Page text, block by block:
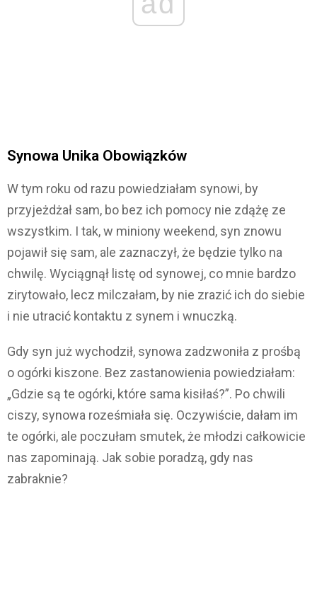
Synowa Unika Obowiązków
W tym roku od razu powiedziałam synowi, by
przyjeżdżał sam, bo bez ich pomocy nie zdążę ze
wszystkim. I tak, w miniony weekend, syn znowu
pojawił się sam, ale zaznaczył, że będzie tylko na
chwilę. Wyciągnął listę od synowej, co mnie bardzo
zirytowało, lecz milczałam, by nie zrazić ich do siebie
i nie utracić kontaktu z synem i wnuczką.
Gdy syn już wychodził, synowa zadzwoniła z prośbą
o ogórki kiszone. Bez zastanowienia powiedziałam:
„Gdzie są te ogórki, które sama kisiłaś?”. Po chwili
ciszy, synowa roześmiała się. Oczywiście, dałam im
te ogórki, ale poczułam smutek, że młodzi całkowicie
nas zapominają. Jak sobie poradzą, gdy nas
zabraknie?